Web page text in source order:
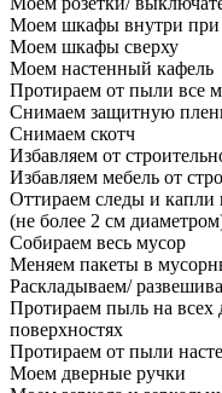
Моем шкафы внутри при
Моем шкафы сверху
Моем настенный кафель
Протираем от пыли все
Снимаем защитную
Снимаем скотч
Избавляем от
Избавляем мебель от
Оттираем следы и капли
(не более 2 см
Собираем весь мусор
Меняем пакеты в
Раскладываем/
Протираем пыль на
поверхностях
Протираем от пыли
Моем дверные ручки